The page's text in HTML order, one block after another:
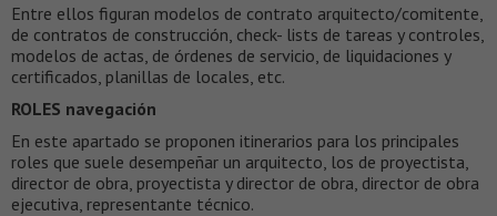
Entre ellos figuran modelos de contrato arquitecto/comitente,
de contratos de construcción, check- lists de tareas y controles,
modelos de actas, de órdenes de servicio, de liquidaciones y
certificados, planillas de locales, etc.
ROLES navegación
En este apartado se proponen itinerarios para los principales
roles que suele desempeñar un arquitecto, los de proyectista,
director de obra, proyectista y director de obra, director de obra
ejecutiva, representante técnico.